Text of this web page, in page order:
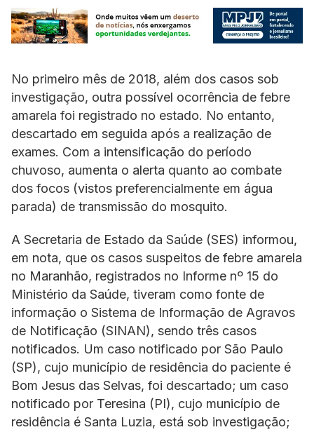
No primeiro mês de 2018, além dos casos sob
investigação, outra possível ocorrência de febre
amarela foi registrado no estado. No entanto,
descartado em seguida após a realização de
exames. Com a intensificação do período
chuvoso, aumenta o alerta quanto ao combate
dos focos (vistos preferencialmente em água
parada) de transmissão do mosquito.
A Secretaria de Estado da Saúde (SES) informou,
em nota, que os casos suspeitos de febre amarela
no Maranhão, registrados no Informe nº 15 do
Ministério da Saúde, tiveram como fonte de
informação o Sistema de Informação de Agravos
de Notificação (SINAN), sendo três casos
notificados. Um caso notificado por São Paulo
(SP), cujo município de residência do paciente é
Bom Jesus das Selvas, foi descartado; um caso
notificado por Teresina (PI), cujo município de
residência é Santa Luzia, está sob investigação;